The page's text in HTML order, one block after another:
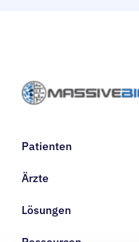
Patienten
Ärzte
Lösungen